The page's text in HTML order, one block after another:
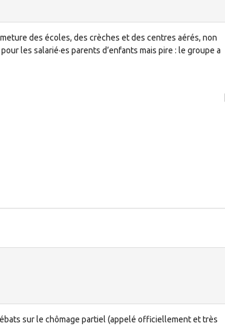
des écoles, des crèches et des centres aérés, non
les salarié·es parents d’enfants mais pire : le groupe a
sur le chômage partiel (appelé officiellement et très